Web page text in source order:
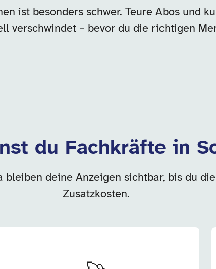
ist besonders schwer. Teure Abos und
verschwindet – bevor du die richtigen
du Fachkräfte in
deine Anzeigen sichtbar, bis du
Zusatzkosten.